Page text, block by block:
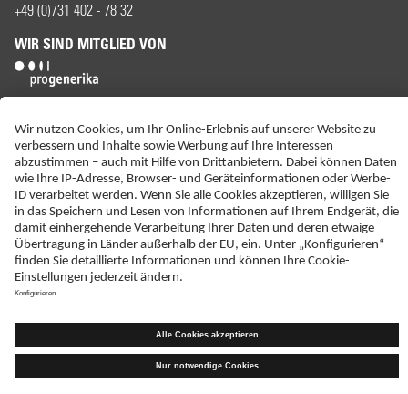
+49 (0)731 402 - 78 32
WIR SIND MITGLIED VON
ERKLÄRUNG ZUR BARRIEREFREIHEIT
IMPRESSUM
KONTAKT
NEBENWIRKUNGSANZEIGEN
LIEFER-AGB